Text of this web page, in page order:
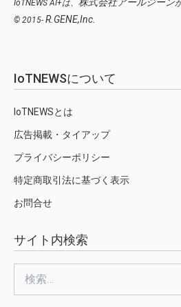
IoTNEWS AI+は、 株式会社アールジーン
© 2015- R.GENE,Inc.
IoTNEWSについて
IoTNEWSとは
広告掲載・タイアップ
プライバシーポリシー
特定商取引法に基づく表示
お問合せ
サイト内検索
索: